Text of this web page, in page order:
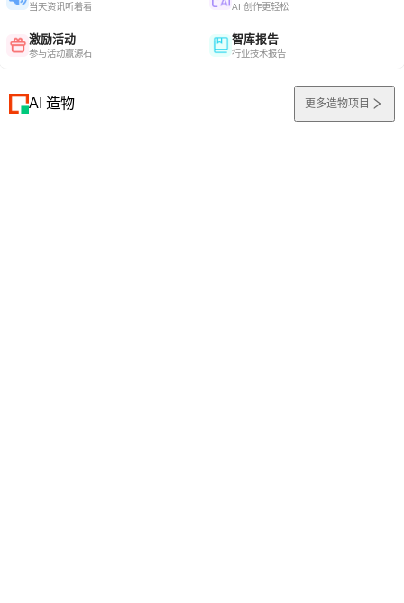
当天资讯听着看 AI 创作更轻松
激励活动
参与活动赢源石
智库报告
行业技术报告
AI 造物 更多造物项目